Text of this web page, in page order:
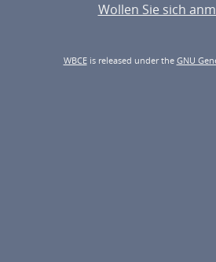
Wollen Sie sich
WBCEis released under the GNU